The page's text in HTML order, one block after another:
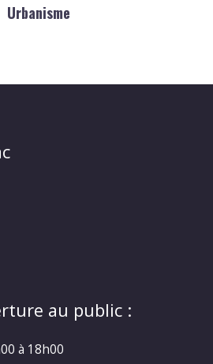
Urbanisme
au public :
à 18h00